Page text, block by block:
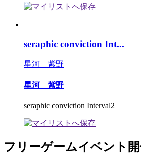
seraphic conviction Int...
星河 紫野
星河 紫野
seraphic conviction Interval2
フリーゲームイベント開